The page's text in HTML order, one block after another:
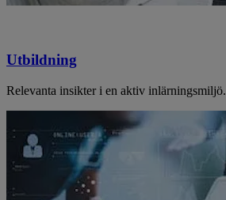
Utbildning
Relevanta insikter i en aktiv inlärningsmiljö.